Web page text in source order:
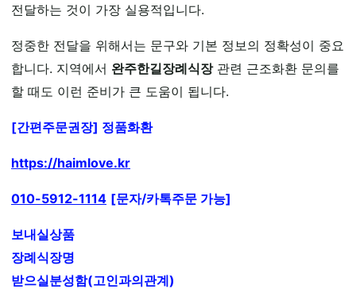
전달하는 것이 가장 실용적입니다.
정중한 전달을 위해서는 문구와 기본 정보의 정확성이 중요
합니다. 지역에서 완주한길장례식장관련 근조화환 문의를
할 때도 이런 준비가 큰 도움이 됩니다.
[간편주문권장] 정품화환
https://haimlove.kr
010-5912-1114 [문자/카톡주문 가능]
보내실상품
장례식장명
받으실분성함(고인과의관계)